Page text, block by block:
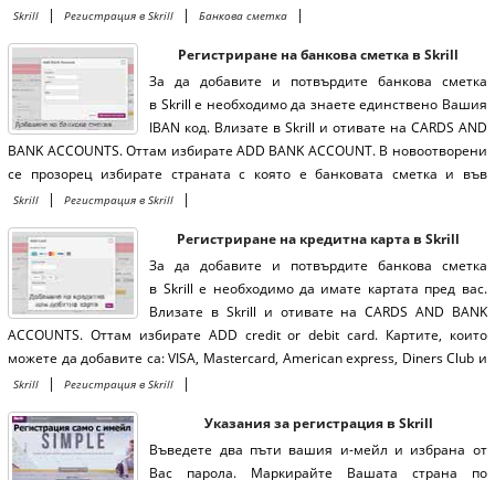
Skrill | Регистрация в Skrill | Банкова сметка |
Регистриране на банкова сметка в Skrill
За да добавите и потвърдите банкова сметка
в Skrill е необходимо да знаете единствено Вашия
IBAN код. Влизате в Skrill и отивате на CARDS AND
BANK ACCOUNTS. Оттам избирате ADD BANK ACCOUNT. В новоотворени
се прозорец избирате страната с която е банковата сметка и във
въвеждате Вашия IBAN
Skrill | Регистрация в Skrill |
Регистриране на кредитна карта в Skrill
За да добавите и потвърдите банкова сметка
в Skrill е необходимо да имате картата пред вас.
Влизате в Skrill и отивате на CARDS AND BANK
ACCOUNTS. Оттам избирате ADD credit or debit card. Картите, които
можете да добавите са: VISA, Mastercard, American express, Diners Club и
JCB.
Skrill | Регистрация в Skrill |
Указания за регистрация в Skrill
Въведете два пъти вашия и-мейл и избрана от
Вас парола. Маркирайте Вашата страна по